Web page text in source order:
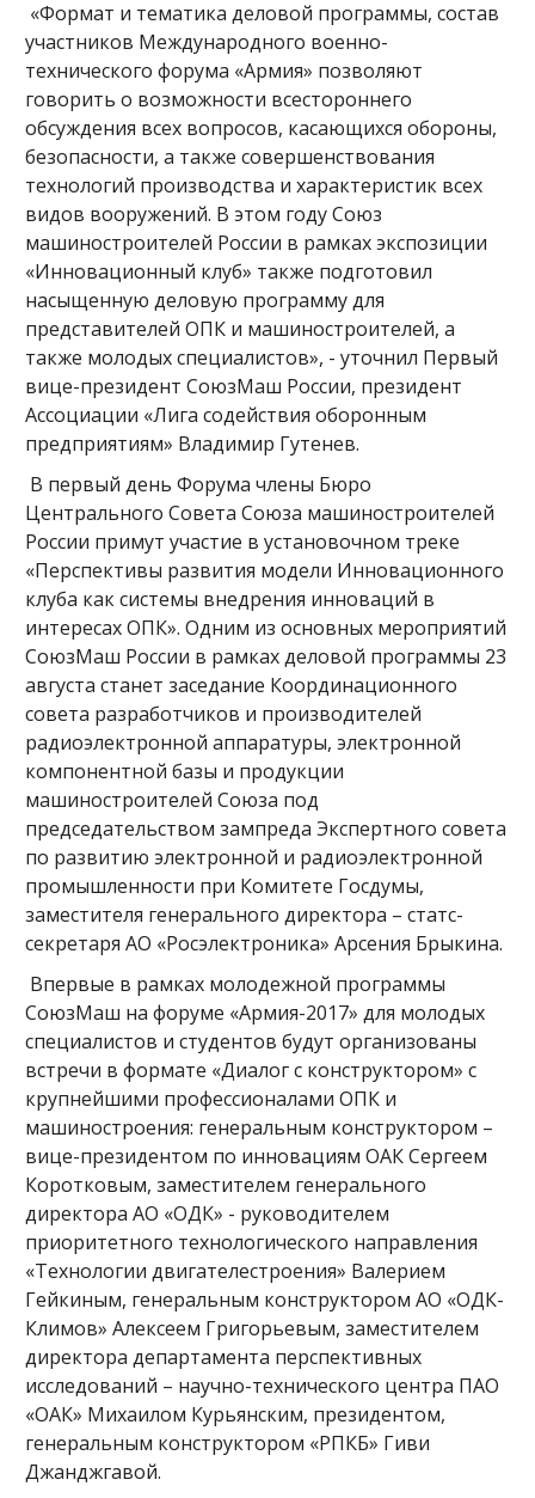
«Формат и тематика деловой программы, состав
участников Международного военно-
технического форума «Армия» позволяют
говорить о возможности всестороннего
обсуждения всех вопросов, касающихся обороны,
безопасности, а также совершенствования
технологий производства и характеристик всех
видов вооружений. В этом году Союз
машиностроителей России в рамках экспозиции
«Инновационный клуб» также подготовил
насыщенную деловую программу для
представителей ОПК и машиностроителей, а
также молодых специалистов», - уточнил Первый
вице-президент СоюзМаш России, президент
Ассоциации «Лига содействия оборонным
предприятиям» Владимир Гутенев.
В первый день Форума члены Бюро
Центрального Совета Союза машиностроителей
России примут участие в установочном треке
«Перспективы развития модели Инновационного
клуба как системы внедрения инноваций в
интересах ОПК». Одним из основных мероприятий
СоюзМаш России в рамках деловой программы 23
августа станет заседание Координационного
совета разработчиков и производителей
радиоэлектронной аппаратуры, электронной
компонентной базы и продукции
машиностроителей Союза под
председательством зампреда Экспертного совета
по развитию электронной и радиоэлектронной
промышленности при Комитете Госдумы,
заместителя генерального директора – статс-
секретаря АО «Росэлектроника» Арсения Брыкина.
Впервые в рамках молодежной программы
СоюзМаш на форуме «Армия-2017» для молодых
специалистов и студентов будут организованы
встречи в формате «Диалог с конструктором» с
крупнейшими профессионалами ОПК и
машиностроения: генеральным конструктором –
вице-президентом по инновациям ОАК Сергеем
Коротковым, заместителем генерального
директора АО «ОДК» - руководителем
приоритетного технологического направления
«Технологии двигателестроения» Валерием
Гейкиным, генеральным конструктором АО «ОДК-
Климов» Алексеем Григорьевым, заместителем
директора департамента перспективных
исследований – научно-технического центра ПАО
«ОАК» Михаилом Курьянским, президентом,
генеральным конструктором «РПКБ» Гиви
Джанджгавой.